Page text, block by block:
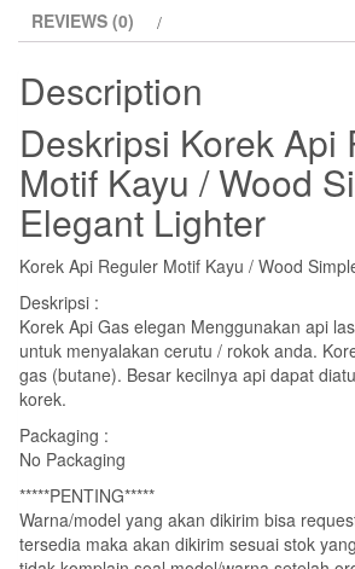
Elegant
Lighter
quantity
REVIEWS (0)
Description
Deskripsi Korek Api
Motif Kayu / Wood
Elegant Lighter
Korek Api Reguler Motif Kayu / Wood
Deskripsi :
Korek Api Gas elegan Menggunakan api
untuk menyalakan cerutu / rokok anda.
gas (butane). Besar kecilnya api dapat
korek.
Packaging :
No Packaging
*****PENTING*****
Warna/model yang akan dikirim bisa
tersedia maka akan dikirim sesuai stok